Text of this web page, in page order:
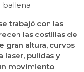
ballena
trabajó con las
las costillas de
gran altura, curvos
laser, pulidas y
movimiento